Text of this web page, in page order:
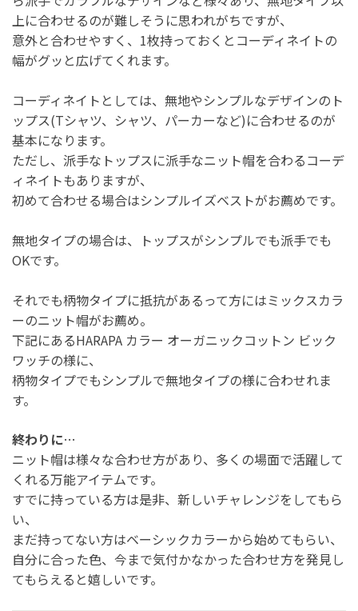
上に合わせるのが難しそうに思われがちですが、
意外と合わせやすく、1枚持っておくとコーディネイトの
幅がグッと広げてくれます。
コーディネイトとしては、無地やシンプルなデザインのト
ップス(Tシャツ、シャツ、パーカーなど)に合わせるのが
基本になります。
ただし、派手なトップスに派手なニット帽を合わるコーデ
ィネイトもありますが、
初めて合わせる場合はシンプルイズベストがお薦めです。
無地タイプの場合は、トップスがシンプルでも派手でも
OKです。
それでも柄物タイプに抵抗があるって方にはミックスカラ
ーのニット帽がお薦め。
下記にあるHARAPA カラー オーガニックコットン ビック
ワッチの様に、
柄物タイプでもシンプルで無地タイプの様に合わせれま
す。
終わりに…
ニット帽は様々な合わせ方があり、多くの場面で活躍して
くれる万能アイテムです。
すでに持っている方は是非、新しいチャレンジをしてもら
い、
まだ持ってない方はベーシックカラーから始めてもらい、
自分に合った色、今まで気付かなかった合わせ方を発見し
てもらえると嬉しいです。